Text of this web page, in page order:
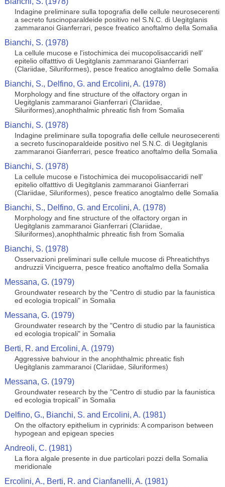
Indagine preliminare sulla topografia delle cellule neurosecerenti
a secreto fuscinoparaldeide positivo nel S.N.C. di Uegitglanis
zammaranoi Gianferrari, pesce freatico anoftalmo della Somalia
Bianchi, S. (1978)
La cellule mucose e l'istochimica dei mucopolisaccaridi nell'
epitelio olfatttivo di Uegitglanis zammaranoi Gianferrari
(Clariidae, Siluriformes), pesce freatico anogtalmo delle Somalia
Bianchi, S., Delfino, G. and Ercolini, A. (1978)
Morphology and fine structure of the olfactory organ in
Uegitglanis zammaranoi Gianferrari (Clariidae,
Siluriformes),anophthalmic phreatic fish from Somalia
Bianchi, S. (1978)
Indagine preliminare sulla topografia delle cellule neurosecerenti
a secreto fuscinoparaldeide positivo nel S.N.C. di Uegitglanis
zammaranoi Gianferrari, pesce freatico anoftalmo della Somalia
Bianchi, S. (1978)
La cellule mucose e l'istochimica dei mucopolisaccaridi nell'
epitelio olfatttivo di Uegitglanis zammaranoi Gianferrari
(Clariidae, Siluriformes), pesce freatico anogtalmo delle Somalia
Bianchi, S., Delfino, G. and Ercolini, A. (1978)
Morphology and fine structure of the olfactory organ in
Uegitglanis zammaranoi Gianferrari (Clariidae,
Siluriformes),anophthalmic phreatic fish from Somalia
Bianchi, S. (1978)
Osservazioni preliminari sulle cellule mucose di Phreatichthys
andruzzii Vinciguerra, pesce freatico anoftalmo della Somalia
Messana, G. (1979)
Groundwater research by the "Centro di studio par la faunistica
ed ecologia tropicali" in Somalia
Messana, G. (1979)
Groundwater research by the "Centro di studio par la faunistica
ed ecologia tropicali" in Somalia
Berti, R. and Ercolini, A. (1979)
Aggressive bahviour in the anophthalmic phreatic fish
Uegitglanis zammaranoi (Clariidae, Siluriformes)
Messana, G. (1979)
Groundwater research by the "Centro di studio par la faunistica
ed ecologia tropicali" in Somalia
Delfino, G., Bianchi, S. and Ercolini, A. (1981)
On the olfactory epithelium in cyprinids: A comparison between
hypogean and epigean species
Andreoli, C. (1981)
La flora algale presente in due particolari pozzi della Somalia
meridionale
Ercolini, A., Berti, R. and Cianfanelli, A. (1981)